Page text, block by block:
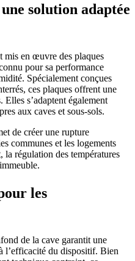
solution adaptée
mis en œuvre des plaques
pour sa performance
Spécialement conçues
ces plaques offrent une
s’adaptent également
aux caves et sous‑sols.
de créer une rupture
communes et les logements
la régulation des températures
les
de la cave garantit une
l’efficacité du dispositif. Bien